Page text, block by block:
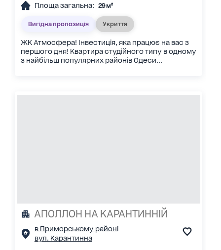
Площа загальна: 29 м²
Вигідна пропозиція Укриття
ЖК Атмосфера! Інвестиція, яка працює на вас з
першого дня! Квартира студійного типу в одному
з найбільш популярних районів Одеси...
АПОЛЛОН НА КАРАНТИННІЙ
в Приморському районі
вул. Карантинна